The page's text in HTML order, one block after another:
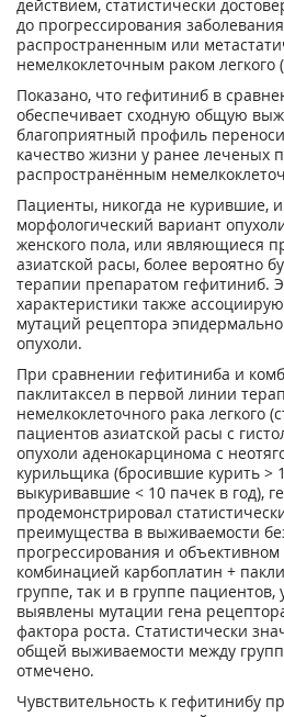
действием, статистически
до прогрессирования
распространенным или
немелкоклеточным раком легкого
Показано, что гефитиниб в
обеспечивает сходную общую
благоприятный профиль
качество жизни у ранее леченых
распространённым
Пациенты, никогда не курившие,
морфологический вариант
женского пола, или являющиеся
азиатской расы, более вероятно
терапии препаратом гефитиниб.
характеристики также
мутаций рецептора
опухоли.
При сравнении гефитиниба и
паклитаксел в первой линии
немелкоклеточного рака легкого
пациентов азиатской расы с
опухоли аденокарцинома с
курильщика (бросившие курить >
выкуривавшие < 10 пачек в год),
продемонстрировал
преимущества в выживаемости
прогрессирования и
комбинацией карбоплатин +
группе, так и в группе пациентов,
выявлены мутации гена
фактора роста. Статистически
общей выживаемости между
отмечено.
Чувствительность к гефитинибу